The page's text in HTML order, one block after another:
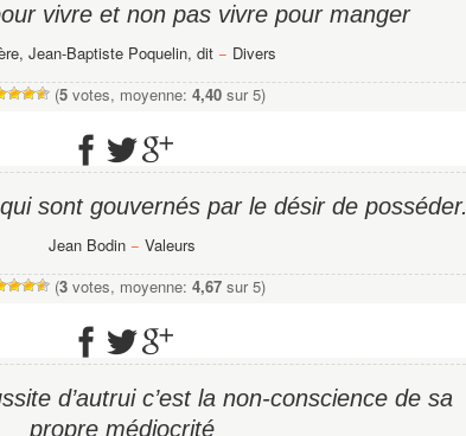
vivre et non pas vivre pour manger
Jean-Baptiste Poquelin, dit− Divers
(5 votes, moyenne: 4,40 sur 5)
sont gouvernés par le désir de posséder.
Jean Bodin − Valeurs
(3 votes, moyenne: 4,67 sur 5)
d’autrui c’est la non-conscience de sa
propre médiocrité